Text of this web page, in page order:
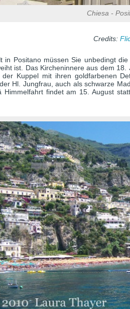
Chiesa -
Credits:
in Positano müssen Sie unbedingt die
ist. Das Kircheninnere aus dem
Kuppel mit ihren goldfarbenen
Hl. Jungfrau, auch als schwarze
Himmelfahrt findet am 15. August